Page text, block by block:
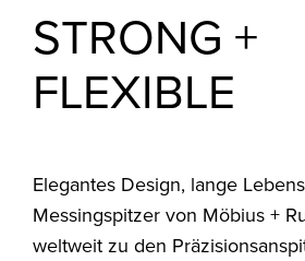
STRONG +
FLEXIBLE
Elegantes Design, lange
Messingspitzer von Möbius +
weltweit zu den